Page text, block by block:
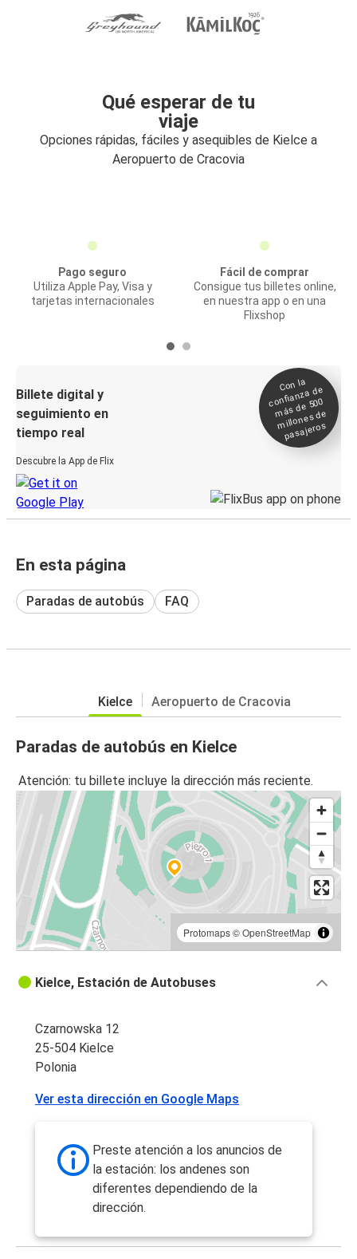
Qué esperar de tu
viaje
Opciones rápidas, fáciles y asequibles de Kielce a
Aeropuerto de Cracovia
Pago seguro
Utiliza Apple Pay, Visa y
tarjetas internacionales
Fácil de comprar
Consigue tus billetes online,
en nuestra app o en una
Flixshop
Billete digital y
seguimiento en
tiempo real
Descubre la App de Flix
Con la
confianza de
más de 500
millones de
pasajeros
En esta página
Paradas de autobús FAQ
Kielce Aeropuerto de Cracovia
Paradas de autobús en Kielce
Atención: tu billete incluye la dirección más reciente.
Protomaps©OpenStreetMap
Kielce, Estación de Autobuses
Czarnowska 12
25-504 Kielce
Polonia
Ver esta dirección en Google Maps
Preste atención a los anuncios de
la estación: los andenes son
diferentes dependiendo de la
dirección.